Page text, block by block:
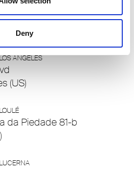
Deny
ÁNGELES
(US)
da Piedade 81-b